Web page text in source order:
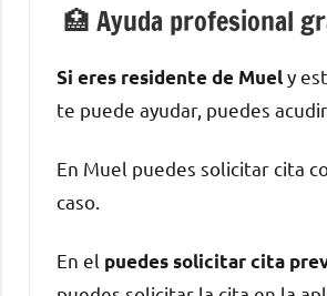
🏥 Ayuda profesional
Si eres residente dе Muelу
te puede ayudar, puedes
En Muel puedes solicitar cita
caso.
En el puedes solicitar cita